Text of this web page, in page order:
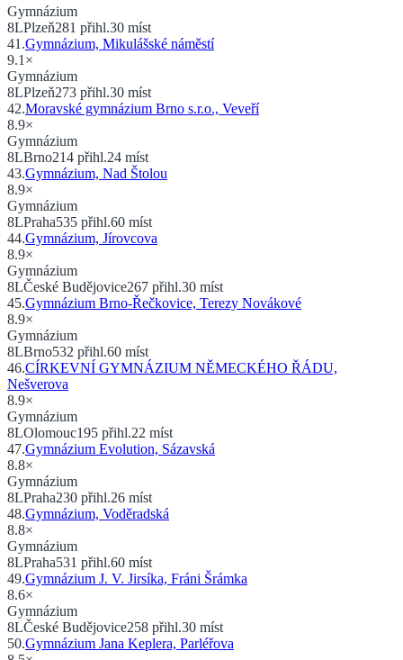
Gymnázium
8LPlzeň281 přihl.30 míst
41 .Gymnázium, Mikulášské náměstí
9.1 ×
Gymnázium
8LPlzeň273 přihl.30 míst
42.Moravské gymnázium Brno s.r.o., Veveří
8.9×
Gymnázium
8LBrno214 přihl.24 míst
43.Gymnázium, Nad Štolou
8.9×
Gymnázium
8LPraha535 přihl.60 míst
44.Gymnázium, Jírovcova
8.9×
Gymnázium
8LČeské Budějovice267 přihl.30 míst
45.Gymnázium Brno-Řečkovice, Terezy Novákové
8.9×
Gymnázium
8LBrno532 přihl.60 míst
46.CÍRKEVNÍ GYMNÁZIUM NĚMECKÉHO ŘÁDU,
Nešverova
8.9×
Gymnázium
8LOlomouc195 přihl.22 míst
47.Gymnázium Evolution, Sázavská
8.8×
Gymnázium
8LPraha230 přihl.26 míst
48.Gymnázium, Voděradská
8.8×
Gymnázium
8LPraha531 přihl.60 míst
49.Gymnázium J. V. Jirsíka, Fráni Šrámka
8.6×
Gymnázium
8LČeské Budějovice258 přihl.30 míst
50.Gymnázium Jana Keplera, Parléřova